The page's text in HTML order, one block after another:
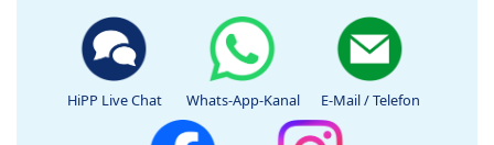
HiPP Live Chat Whats-App-Kanal E-Mail / Telefon